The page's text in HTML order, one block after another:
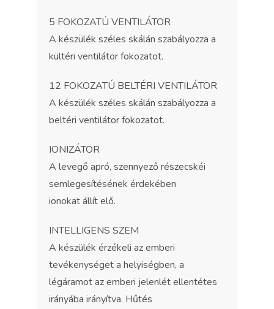
5 FOKOZATÚ VENTILÁTOR
A készülék széles skálán szabályozza a
kültéri ventilátor fokozatot.
12 FOKOZATÚ BELTÉRI VENTILÁTOR
A készülék széles skálán szabályozza a
beltéri ventilátor fokozatot.
IONIZÁTOR
A levegő apró, szennyező részecskéi
semlegesítésének érdekében
ionokat állít elő.
INTELLIGENS SZEM
A készülék érzékeli az emberi
tevékenységet a helyiségben, a
légáramot az emberi jelenlét ellentétes
irányába irányítva. Hűtés